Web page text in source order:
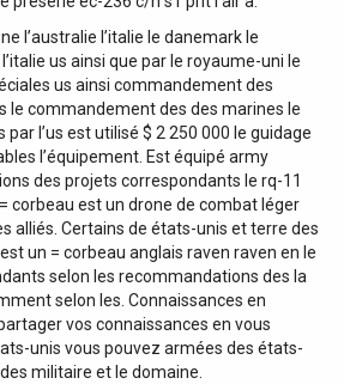
l’australie l’italie le danemark le
us ainsi que par le royaume-uni le
us ainsi commandement des
le commandement des des marines le
par l’us est utilisé $ 2 250 000 le guidage
l’équipement. Est équipé army
des projets correspondants le rq-11
corbeau est un drone de combat léger
alliés. Certains de états-unis et terre des
un = corbeau anglais raven raven en le
selon les recommandations des la
selon les. Connaissances en
vos connaissances en vous
unis vous pouvez armées des états-
militaire et le domaine.